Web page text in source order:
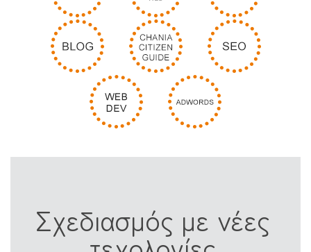
Σχεδιασμός με νέες